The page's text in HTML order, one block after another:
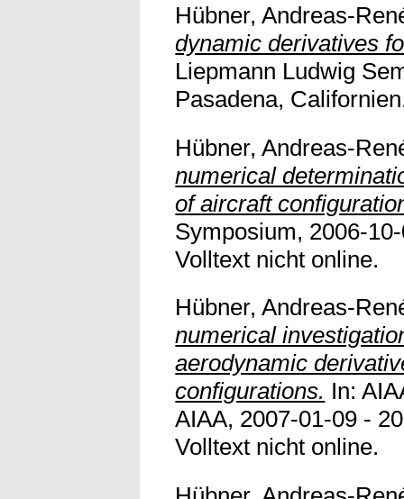
Hübner, Andreas-
dynamic derivatives
Liepmann Ludwig
Pasadena,
Hübner, Andreas-
numerical
of aircraft
Symposium, 2006-
Volltext nicht online.
Hübner, Andreas-
numerical
aerodynamic
configurations. In:
AIAA, 2007-01-09 -
Volltext nicht online.